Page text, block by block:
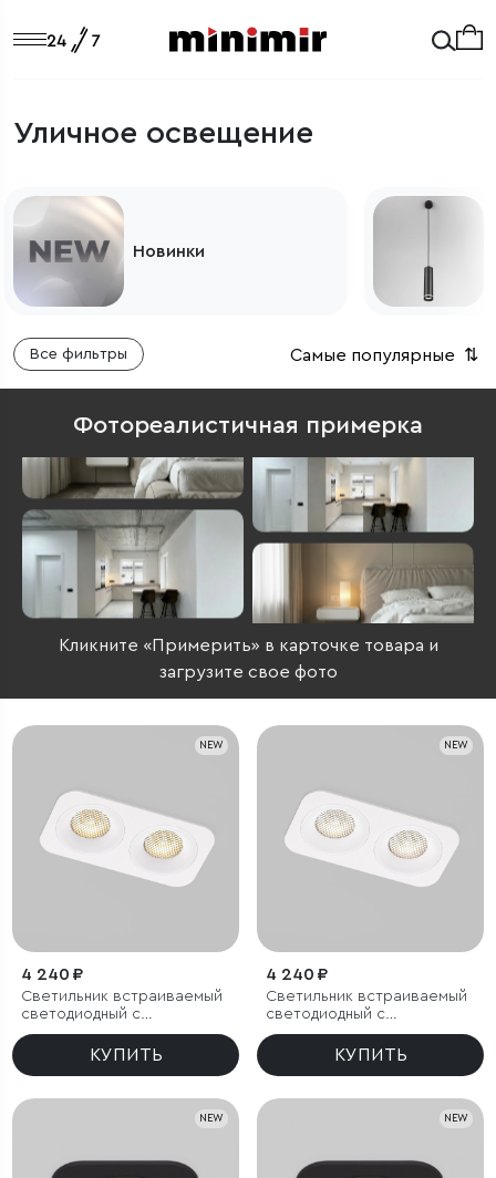
Уличное освещение
Светильники
Все фильтры Самые популярные ⇅
Фотореалистичная примерка
Кликните «Примерить» в карточке товара и
загрузите свое фото
NEW
4 240 ₽
Светильник встраиваемый
светодиодный с
антибликовой решеткой
Tetro 20W 3000K белый
КУПИТЬ
NEW
4 240 ₽
Светильник встраиваемый
светодиодный с
антибликовой решеткой
Tetro 20W 4000K белый
КУПИТЬ
NEW NEW